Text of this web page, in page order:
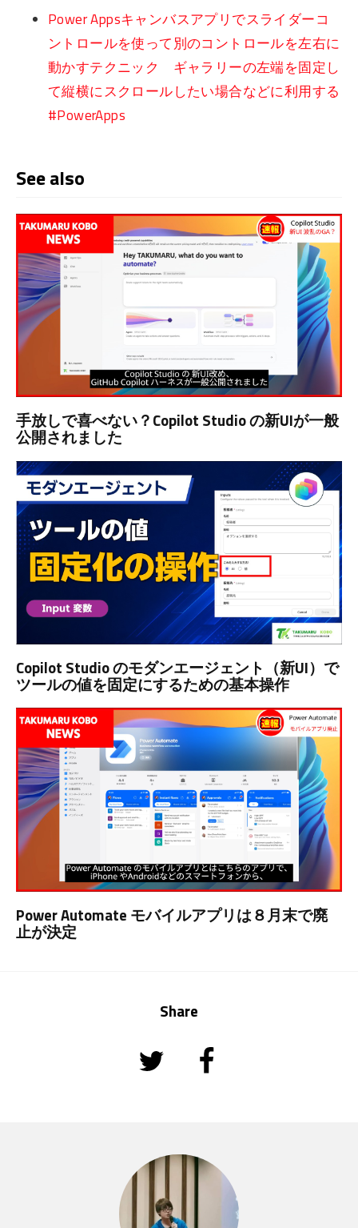
Power Appsキャンバスアプリでスライダーコ
ントロールを使って別のコントロールを左右に
動かすテクニック ギャラリーの左端を固定し
て縦横にスクロールしたい場合などに利用する
#PowerApps
See also
手放しで喜べない？Copilot Studio の新UIが一般
公開されました
Copilot Studio のモダンエージェント（新UI）で
ツールの値を固定にするための基本操作
Power Automate モバイルアプリは８月末で廃
止が決定
Share